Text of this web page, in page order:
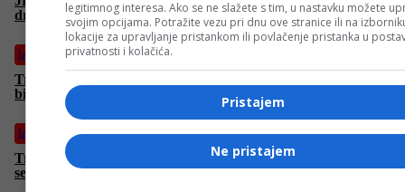
dresovima “Zmajeva” (FOTO)
Izdvojeno
Trump OPALIO ŠAMAR Netanyahuu: “Da nije bilo mene, ne
bi sad bilo ni Izraela!”
Izdvojeno
Trump: “Iran je pristao ne razvijati nuklearno oružje, sastat ću
se s ajatolahom u nekom trenutku”
legitimnog interesa. Ako se ne slažete s tim, u nastavku možete
svojim opcijama. Potražite vezu pri dnu ove stranice ili na
lokacije za upravljanje pristankom ili povlačenje pristanka u
privatnosti i kolačića.
Pristajem
Ne pristajem